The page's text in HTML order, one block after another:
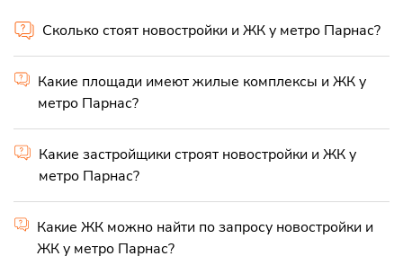
Сколько стоят новостройки и ЖК у метро Парнас?
Какие площади имеют жилые комплексы и ЖК у
метро Парнас?
Какие застройщики строят новостройки и ЖК у
метро Парнас?
Какие ЖК можно найти по запросу новостройки и
ЖК у метро Парнас?